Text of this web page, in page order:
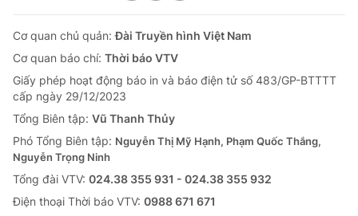
Cơ quan chủ quản:Đài Truyền hình Việt Nam
Cơ quan báo chí: Thời báo VTV
Giấy phép hoạt động báo in và báo điện tử số 483/GP-BTTTT
cấp ngày 29/12/2023
Tổng Biên tập: Vũ Thanh Thủy
Phó Tổng Biên tập: Nguyễn Thị Mỹ Hạnh, Phạm Quốc Thắng,
Nguyễn Trọng Ninh
Tổng đài VTV: 024.38 355 931 - 024.38 355 932
Ðiện thoại Thời báo VTV: 0988 671 671